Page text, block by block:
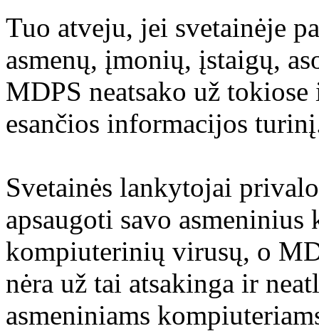
Tuo atveju, jei svetainėje
asmenų, įmonių, įstaigų,
MDPS neatsako už tokiose
esančios informacijos
Svetainės lankytojai
apsaugoti savo
kompiuterinių virusų, o
nėra už tai atsakinga ir
asmeniniams